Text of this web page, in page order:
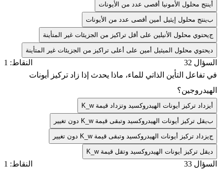
محلول الأمونيا أقصى عدد من الأيونات
محلول إيثيل أمين أقصى عدد من الأيونات
محلول الأنيلين على أقل تراكيز من الجزيئات غير المتأينة
محلول الميثيل أمين على أعلى تراكيز من الجزيئات غير المتأينة
32
النقاط: 1
التأين الذاتي للماء، ماذا يحدث إذا زاد تركيز أيونات
تركيز أيونات الهيدروكسيد وتزداد قيمةK_w
تركيز أيونات الهيدروكسيد وتبقى قيمة K_wدون تغيير
تركيز أيونات الهيدروكسيد وتبقى قيمة K_wدون تغيير
تركيز أيونات الهيدروكسيد وتقل قيمة K_w
33
النقاط: 1